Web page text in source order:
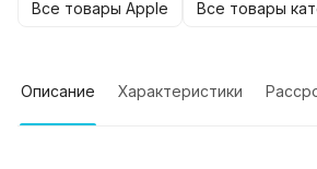
Все товары Apple Все товары
Описание Характеристики